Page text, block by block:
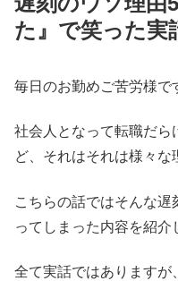
た』で笑った実
毎日のお勤めご苦労様で
社会人となって転職だら
ど、それはそれは様々な
こちらの話ではそんな
ってしまった内容を紹介
全て実話ではありますが